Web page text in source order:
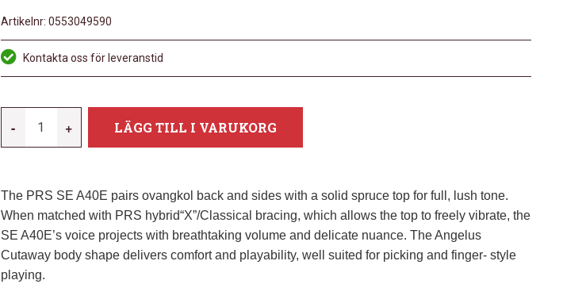
Artikelnr: 0553049590
Kontakta oss för leveranstid
-
MÄNGD
+ LÄGG TILL I VARUKORG
The PRS SE A40E pairs ovangkol back and sides with a solid spruce top for full, lush tone.
When matched with PRS hybrid“X”/Classical bracing, which allows the top to freely vibrate, the
SE A40E’s voice projects with breathtaking volume and delicate nuance. The Angelus
Cutaway body shape delivers comfort and playability, well suited for picking and finger- style
playing.